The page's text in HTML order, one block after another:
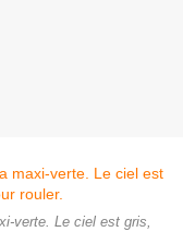
verte. Le ciel est gris,